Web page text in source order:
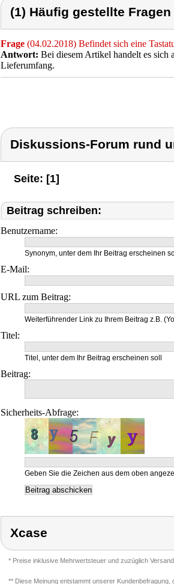
(1) Häufig gestellte
Frage (04.02.2018) Befindet sich eine
Antwort: Bei diesem Artikel handelt es sich
Lieferumfang.
Diskussions-Forum rund
Seite: [1]
Beitrag schreiben:
Benutzername:
Synonym, unter dem Ihr Beitrag erscheinen
E-Mail:
URL zum Beitrag:
Weiterführender Link zu Ihrem Beitrag z.B.
Titel:
Titel, unter dem Ihr Beitrag erscheinen soll
Beitrag:
Sicherheits-Abfrage:
Geben Sie die Zeichen aus dem oben
Xcase
* Preise inklusive Mehrwertsteuer und zuzüglich
** Diese Meinung entstammt unserer